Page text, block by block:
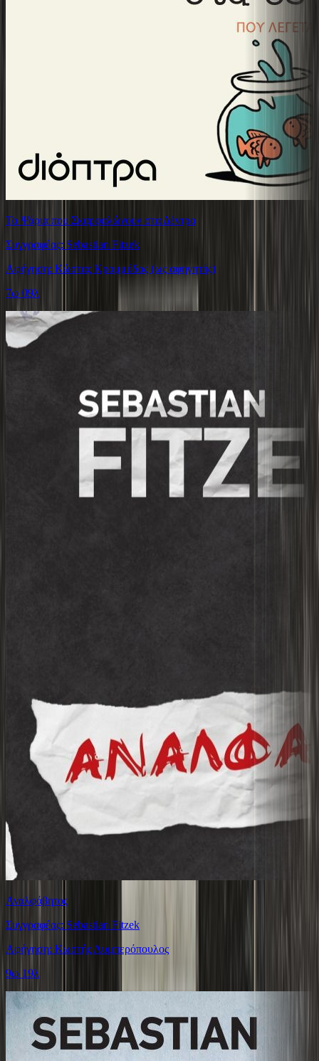
Τα Ψάρια που Σκαρφαλώνουν στα Δέντρα
Συγγραφέας: Sebastian Fitzek
Αφήγηση: Κώστας Κρομμύδας (ως αφηγητής)
7ω 09λ
Αναλφάβητος
Συγγραφέας: Sebastian Fitzek
Αφήγηση: Κωστής Λυμπερόπουλος
9ω 19λ